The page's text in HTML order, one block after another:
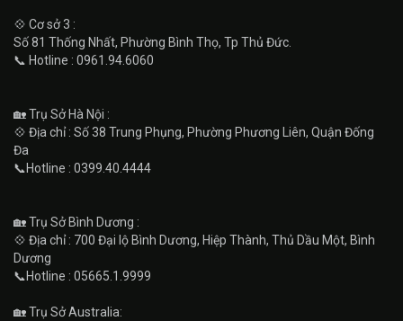
💠 Cơ sở 3 :
Số 81 Thống Nhất, Phường Bình Thọ, Tp Thủ Đức.
📞 Hotline : 0961.94.6060
🏡 Trụ Sở Hà Nội :
💠 Địa chỉ : Số 38 Trung Phụng, Phường Phương Liên, Quận Đống
Đa
📞Hotline : 0399.40.4444
🏡 Trụ Sở Bình Dương :
💠 Địa chỉ : 700 Đại lộ Bình Dương, Hiệp Thành, Thủ Dầu Một, Bình
Dương
📞Hotline : 05665.1.9999
🏡 Trụ Sở Australia: